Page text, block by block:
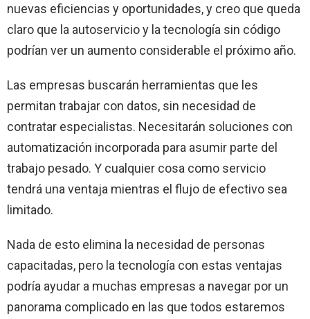
nuevas eficiencias y oportunidades, y creo que queda
claro que la autoservicio y la tecnología sin código
podrían ver un aumento considerable el próximo año.
Las empresas buscarán herramientas que les
permitan trabajar con datos, sin necesidad de
contratar especialistas. Necesitarán soluciones con
automatización incorporada para asumir parte del
trabajo pesado. Y cualquier cosa como servicio
tendrá una ventaja mientras el flujo de efectivo sea
limitado.
Nada de esto elimina la necesidad de personas
capacitadas, pero la tecnología con estas ventajas
podría ayudar a muchas empresas a navegar por un
panorama complicado en las que todos estaremos